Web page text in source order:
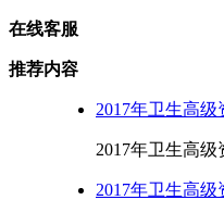
在线客服
推荐内容
2017年卫生高
2017年卫生高
2017年卫生高